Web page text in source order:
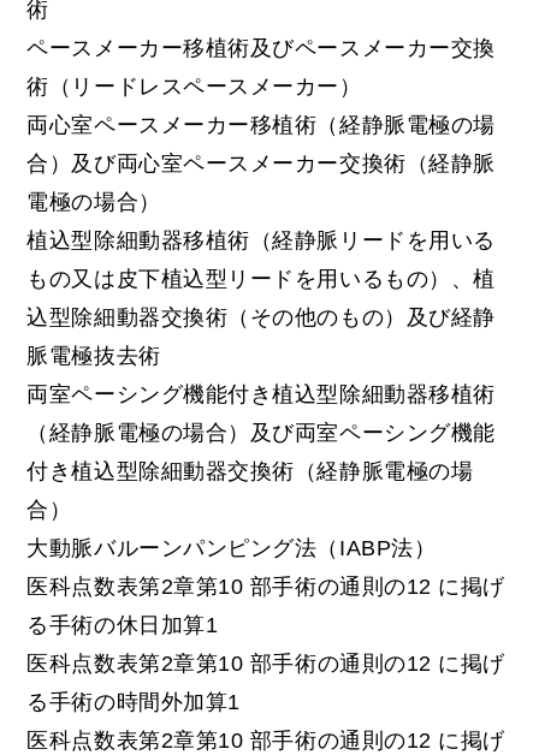
術
ペースメーカー移植術及びペースメーカー交換
術（リードレスペースメーカー）
両心室ペースメーカー移植術（経静脈電極の場
合）及び両心室ペースメーカー交換術（経静脈
電極の場合）
植込型除細動器移植術（経静脈リードを用いる
もの又は皮下植込型リードを用いるもの）、植
込型除細動器交換術（その他のもの）及び経静
脈電極抜去術
両室ペーシング機能付き植込型除細動器移植術
（経静脈電極の場合）及び両室ペーシング機能
付き植込型除細動器交換術（経静脈電極の場
合）
大動脈バルーンパンピング法（IABP法）
医科点数表第2章第10 部手術の通則の12 に掲げ
る手術の休日加算1
医科点数表第2章第10 部手術の通則の12 に掲げ
る手術の時間外加算1
医科点数表第2章第10 部手術の通則の12 に掲げ